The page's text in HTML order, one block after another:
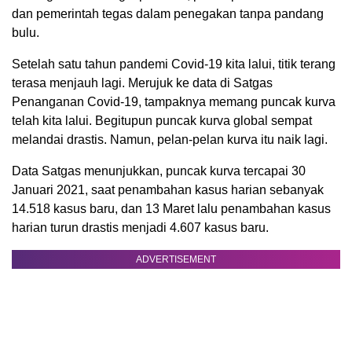
dan pemerintah tegas dalam penegakan tanpa pandang
bulu.
Setelah satu tahun pandemi Covid-19 kita lalui, titik terang
terasa menjauh lagi. Merujuk ke data di Satgas
Penanganan Covid-19, tampaknya memang puncak kurva
telah kita lalui. Begitupun puncak kurva global sempat
melandai drastis. Namun, pelan-pelan kurva itu naik lagi.
Data Satgas menunjukkan, puncak kurva tercapai 30
Januari 2021, saat penambahan kasus harian sebanyak
14.518 kasus baru, dan 13 Maret lalu penambahan kasus
harian turun drastis menjadi 4.607 kasus baru.
ADVERTISEMENT